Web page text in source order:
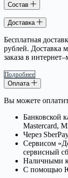
Состав
Доставка
Бесплатная
рублей. Доставка
заказа в
Подробнее
Оплата
Вы можете
Банковской
Mastercard,
Через
Сервисом
сервисный
Наличными
С помощью